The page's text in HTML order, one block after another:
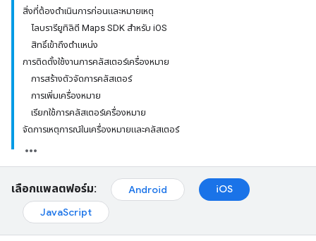
สิ่งที่ต้องดำเนินการก่อนและหมายเหตุ
ไลบรารียูทิลิตี Maps SDK สำหรับ iOS
สิทธิ์เข้าถึงตำแหน่ง
การติดตั้งใช้งานการคลัสเตอร์เครื่องหมาย
การสร้างตัวจัดการคลัสเตอร์
การเพิ่มเครื่องหมาย
เรียกใช้การคลัสเตอร์เครื่องหมาย
จัดการเหตุการณ์ในเครื่องหมายและคลัสเตอร์
เลือกแพลตฟอร์ม: Android
iOS
JavaScript